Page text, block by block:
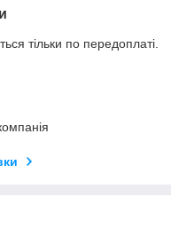
тільки по передоплаті.